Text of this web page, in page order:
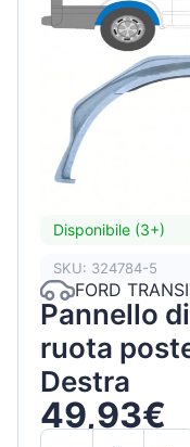
Disponibile (3+)
SKU: 324784-5
FORD
Pannello
ruota
Destra
49,93€